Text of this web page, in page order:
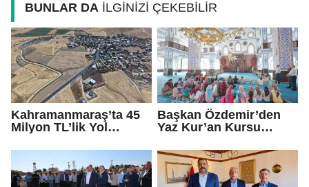
BUNLAR DA İLGİNİZİ ÇEKEBİLİR
Kahramanmaraş’ta 45
Milyon TL’lik Yol
Maksutuşağı Grup Yolu
Yenilendi
Başkan Özdemir’den
Yaz Kur’an Kursu